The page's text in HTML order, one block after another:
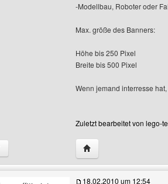
-Modellbau, Roboter oder
Max. größe des Banners:
Höhe bis 250 Pixel
Breite bis 500 Pixel
Wenn jemand interresse
Zuletzt bearbeitet von lego-
Website dieses
18.02.2010 um 12:54